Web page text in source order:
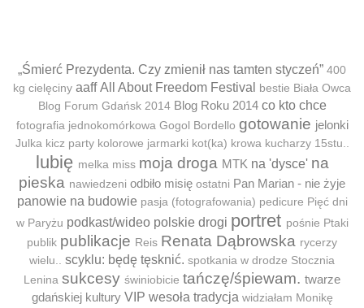
„Śmierć Prezydenta. Czy zmienił nas tamten styczeń” 400
kg cielęciny aaff All About Freedom Festival bestie Biała Owca
Blog Forum Gdańsk 2014 Blog Roku 2014 co kto chce
fotografia jednokomórkowa Gogol Bordello gotowanie jelonki
Julka kicz party kolorowe jarmarki kot(ka) krowa kucharzy 15stu..
lubię melka miss moja droga MTK na 'dysce' na
pieska nawiedzeni odbiło misię ostatni Pan Marian - nie żyje
panowie na budowie pasja (fotografowania) pedicure Pięć dni
w Paryżu podkast/wideo polskie drogi portret pośnie Ptaki
publik publikacje Reis Renata Dąbrowska rycerzy
wielu.. scyklu: będę tęsknić. spotkania w drodze Stocznia
Lenina sukcesy świniobicie tańczę/śpiewam. twarze
gdańskiej kultury VIP wesoła tradycja widziałam Monikę